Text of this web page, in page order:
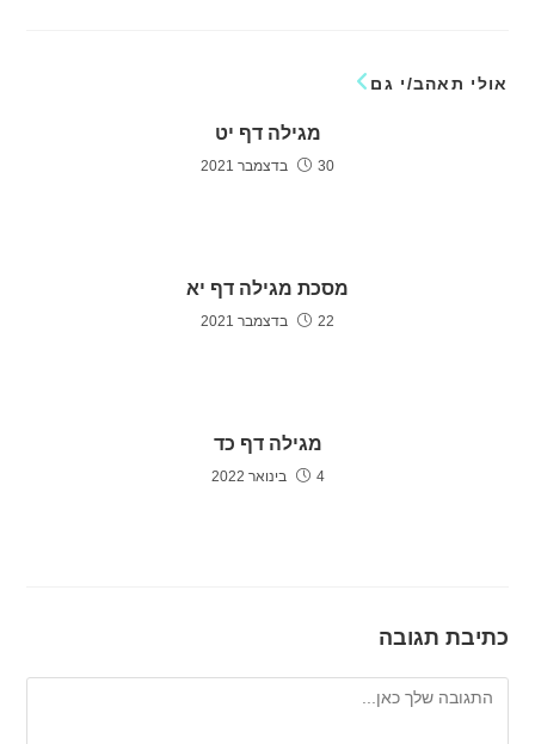
אולי תאהב/י גם
מגילה דף יט
30 בדצמבר 2021
מסכת מגילה דף יא
22 בדצמבר 2021
מגילה דף כד
4 בינואר 2022
כתיבת תגובה
להגיב